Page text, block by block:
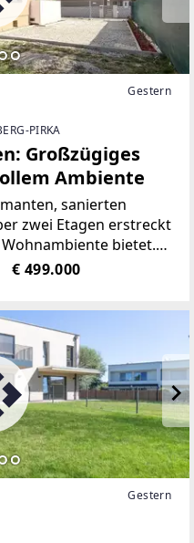
Gestern
PIRKA
Großzügiges
Ambiente
sanierten
zwei Etagen erstreckt
bietet.
und eignet
die Wert auf
€ 499.000
Gestern